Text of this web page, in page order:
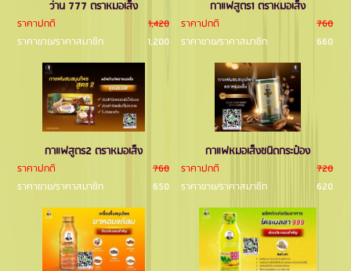
ว่าน 777 ตราหมอเส็ง
ราคาปกติ
1,420
ราคาขาย/ราคาสมาชิก
1,200
กาแฟสูตร1 ตราหมอเส็ง
ราคาปกติ
760
ราคาขาย/ราคาสมาชิก
660
กาแฟสูตร2 ตราหมอเส็ง
ราคาปกติ
760
ราคาขาย/ราคาสมาชิก
650
กาแฟหมอเส็งชนิดกระป๋อง
ราคาปกติ
720
ราคาขาย/ราคาสมาชิก
620